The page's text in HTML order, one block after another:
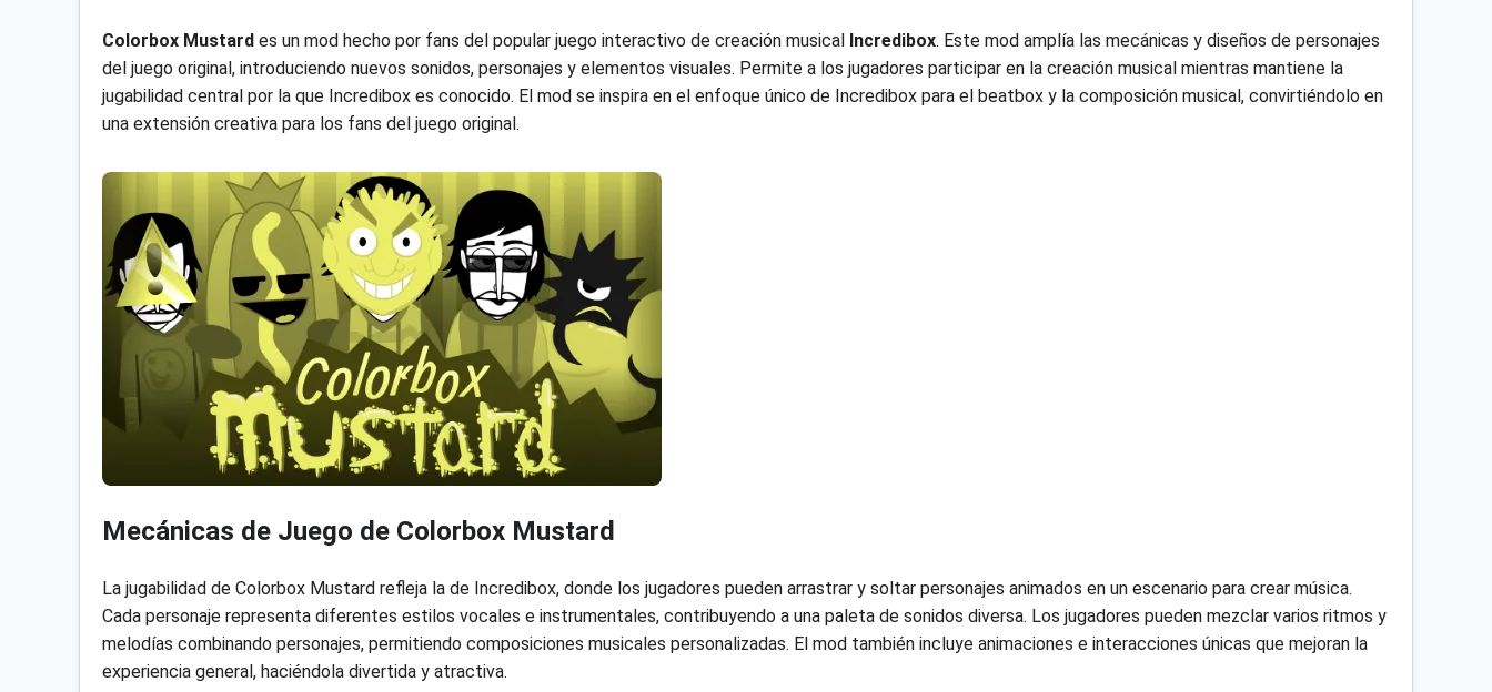
Colorbox Mustard es un mod hecho por fans del popular juego interactivo de creación musical Incredibox. Este mod amplía las mecánicas y diseños de personajes
del juego original, introduciendo nuevos sonidos, personajes y elementos visuales. Permite a los jugadores participar en la creación musical mientras mantiene la
jugabilidad central por la que Incredibox es conocido. El mod se inspira en el enfoque único de Incredibox para el beatbox y la composición musical, convirtiéndolo en
una extensión creativa para los fans del juego original.
Mecánicas de Juego de Colorbox Mustard
La jugabilidad de Colorbox Mustard refleja la de Incredibox, donde los jugadores pueden arrastrar y soltar personajes animados en un escenario para crear música.
Cada personaje representa diferentes estilos vocales e instrumentales, contribuyendo a una paleta de sonidos diversa. Los jugadores pueden mezclar varios ritmos y
melodías combinando personajes, permitiendo composiciones musicales personalizadas. El mod también incluye animaciones e interacciones únicas que mejoran la
experiencia general, haciéndola divertida y atractiva.